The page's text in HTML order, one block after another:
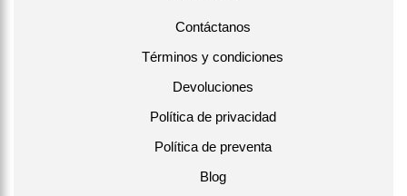
Contáctanos
Términos y condiciones
Devoluciones
Política de privacidad
Política de preventa
Blog